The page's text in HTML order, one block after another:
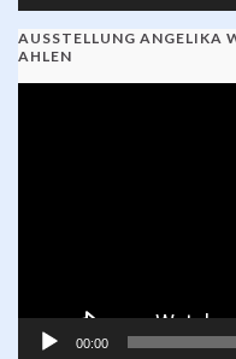
AUSSTELLUNG ANGELIKA
AHLEN
00:00